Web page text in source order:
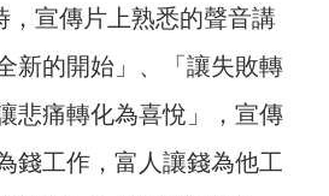
，宣傳片上熟悉的聲音講
新的開始」、「讓失敗轉
悲痛轉化為喜悅」，宣傳
錢工作，富人讓錢為他工